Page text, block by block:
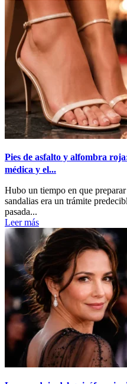
Pies de asfalto y alfombra
médica y el...
Hubo un tiempo en que
sandalias era un trámite
pasada...
Leer más